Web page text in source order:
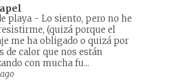
playa - Lo siento, pero no he
(quizá porque el
me ha obligado o quizá por
de calor que nos están
con mucha fu...